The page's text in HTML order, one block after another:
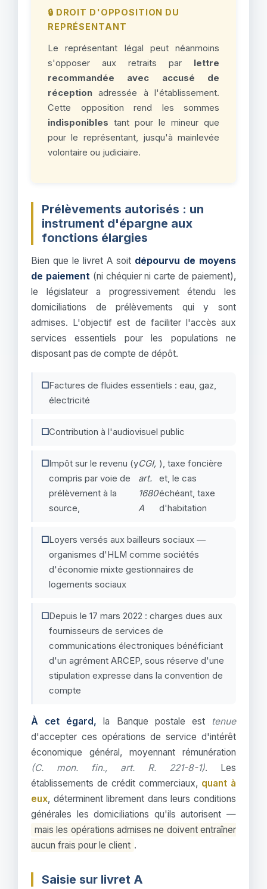
🔒 DROIT D'OPPOSITION DU
REPRÉSENTANT
Le représentant légal peut néanmoins
s'opposer aux retraits par lettre
recommandée avec accusé de
réception adressée à l'établissement.
Cette opposition rend les sommes
indisponibles tant pour le mineur que
pour le représentant, jusqu'à mainlevée
volontaire ou judiciaire.
Prélèvements autorisés : un
instrument d'épargne aux
fonctions élargies
Bien que le livret A soit dépourvu de moyens
de paiement(ni chéquier ni carte de paiement),
le législateur a progressivement étendu les
domiciliations de prélèvements qui y sont
admises. L'objectif est de faciliter l'accès aux
services essentiels pour les populations ne
disposant pas de compte de dépôt.
Factures de fluides essentiels : eau, gaz,
électricité
Contribution à l'audiovisuel public
Impôt sur le revenu (y
compris par voie de
prélèvement à la
source,
CGI,
art.
1680
A
), taxe foncière
et, le cas
échéant, taxe
d'habitation
Loyers versés aux bailleurs sociaux —
organismes d'HLM comme sociétés
d'économie mixte gestionnaires de
logements sociaux
Depuis le 17 mars 2022 : charges dues aux
fournisseurs de services de
communications électroniques bénéficiant
d'un agrément ARCEP, sous réserve d'une
stipulation expresse dans la convention de
compte
À cet égard, la Banque postale est
tenue
d'accepter ces opérations de service d'intérêt
économique général, moyennant rémunération
(C. mon. fin., art. R. 221-8-1). Les
établissements de crédit commerciaux, quant à
eux, déterminent librement dans leurs conditions
générales les domiciliations qu'ils autorisent —
mais les opérations admises ne doivent entraîner
aucun frais pour le client .
Saisie sur livret A